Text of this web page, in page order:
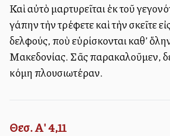
Καὶ αὐτὸ μαρτυρεῖται ἐκ τοῦ
ἀγάπην τὴν τρέφετε καὶ τὴν ἀσκεῖτε
ἀδελφούς, ποὺ εὑρίσκονται καθ’
Μακεδονίας. Σᾶς παρακαλοῦμεν,
ἀκόμη πλουσιωτέραν.
Θεσ. Α' 4,11